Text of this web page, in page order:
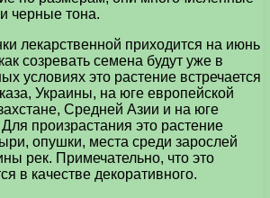
черные тона.
лекарственной приходится на июнь
созревать семена будут уже в
условиях это растение встречается
Украины, на юге европейской
Средней Азии и на юге
произрастания это растение
опушки, места среди зарослей
рек. Примечательно, что это
в качестве декоративного.